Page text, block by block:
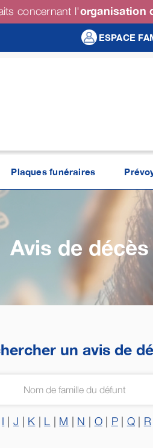
concernant l'organisation
ESPACE
Plaques funéraires
Avis de décès
un avis de
I |J K L M N O| P| Q| R